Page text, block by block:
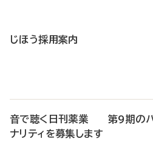
じほう採用案内
音で聴く日刊薬業 第9期のパ
ナリティを募集します